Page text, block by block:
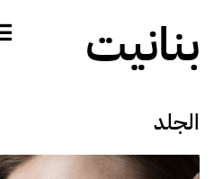
بنانيت
الجلد